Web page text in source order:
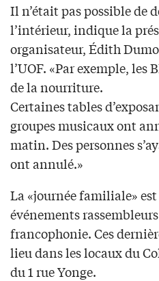
Il n’était pas possible de
l’intérieur, indique la
organisateur, Édith
l’UOF. «Par exemple, les
de la nourriture.
Certaines tables
groupes musicaux ont
matin. Des personnes
ont annulé.»
La «journée familiale»
événements
francophonie. Ces
lieu dans les locaux du
du 1 rue Yonge.